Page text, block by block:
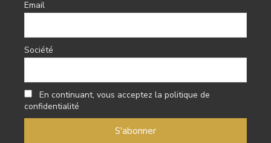
Email
Société
En continuant, vous acceptez la politique de
confidentialité